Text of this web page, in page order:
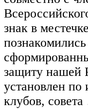
знак в
защиту нашей
установлен по
клубов,